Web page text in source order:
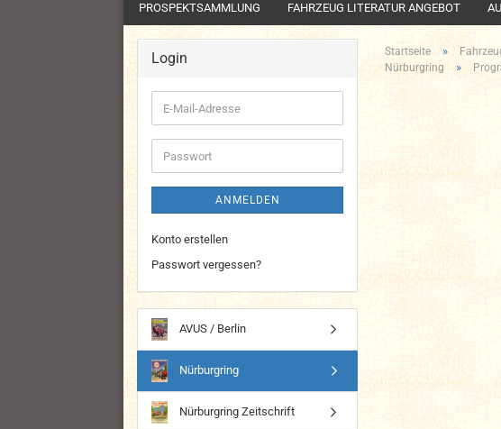
PROSPEKTSAMMLUNG FAHRZEUG LITERATUR ANGEBOT
Startseite »
Nürburgring »
Login
E-
Mail-
Adresse
Passwort
ANMELDEN
Konto erstellen
Passwort vergessen?
AVUS / Berlin
Nürburgring
Nürburgring Zeitschrift